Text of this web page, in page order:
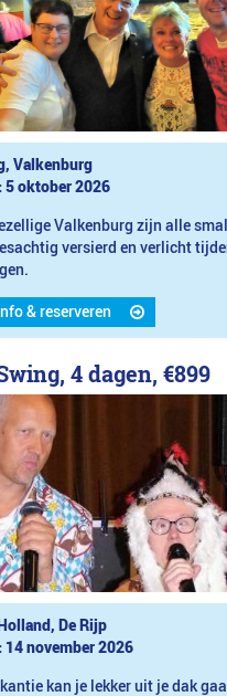
Valkenburg
5 oktober 2026
Valkenburg zijn alle
versierd en verlicht
& reserveren
4 dagen, €899
De Rijp
14 november 2026
kan je lekker uit je dak